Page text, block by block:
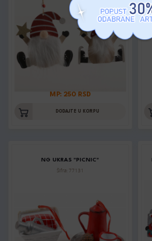
MP: 250 RSD
DODAJTE U KORPU
NG UKRAS "PICNIC"
Šifra: 77131